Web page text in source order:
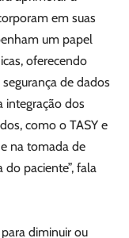
em suas
um papel
oferecendo
de dados
integração dos
como o TASY e
na tomada de
paciente”, fala
diminuir ou